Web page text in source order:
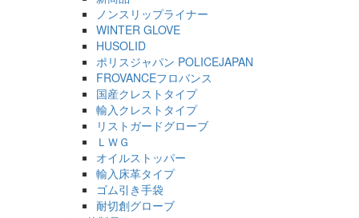
ノンスリップライナー
WINTER GLOVE
HUSOLID
ポリスジャパン POLICEJAPAN
FROVANCEフロバンス
国産クレストタイプ
輸入クレストタイプ
リストガードグローブ
ＬＷＧ
オイルストッパー
輸入床革タイプ
ゴム引き手袋
耐切創グローブ